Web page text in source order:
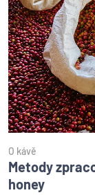
O kávě
Metody
honey